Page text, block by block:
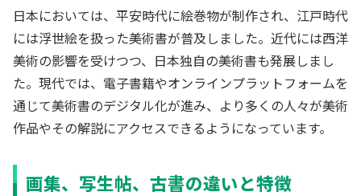
日本においては、平安時代に絵巻物が制作され、江戸時代
には浮世絵を扱った美術書が普及しました。近代には西洋
美術の影響を受けつつ、日本独自の美術書も発展しまし
た。現代では、電子書籍やオンラインプラットフォームを
通じて美術書のデジタル化が進み、より多くの人々が美術
作品やその解説にアクセスできるようになっています。
画集、写生帖、古書の違いと特徴